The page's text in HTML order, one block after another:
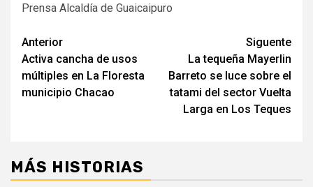
Prensa Alcaldía de Guaicaipuro
Navegación
de
entradas
Anterior
Activa cancha de usos
múltiples en La Floresta
municipio Chacao
Siguente
La tequeña Mayerlin
Barreto se luce sobre el
tatami del sector Vuelta
Larga en Los Teques
MÁS HISTORIAS